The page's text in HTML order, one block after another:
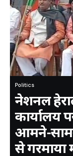
Politics
नेशनल
कार्यालय
आमने-
से गरमाया